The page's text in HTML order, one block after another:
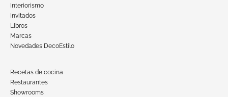
Interiorismo
Invitados
Libros
Marcas
Novedades DecoEstilo
Recetas de cocina
Restaurantes
Showrooms